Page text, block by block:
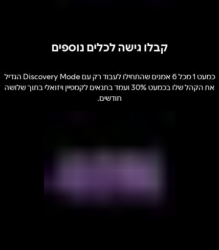
קבלו גישה לכלים נוספים
כמעט 1 מכל 6 אמנים שהתחילו לעבוד רק עם Discovery Mode הגדיל
את הקהל שלו בכמעט 30% ועמד בתנאים לקמפיין ויזואלי בתוך שלושה
חודשים.